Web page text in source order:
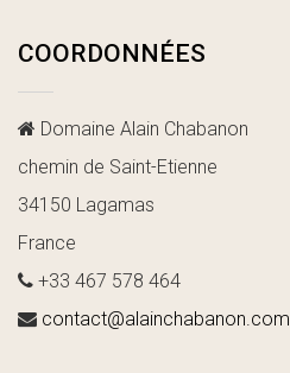
COORDONNÉES
Domaine Alain Chabanon
chemin de Saint-Etienne
34150 Lagamas
France
+33 467 578 464
contact@alainchabanon.com